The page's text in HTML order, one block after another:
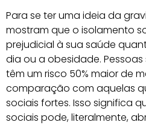
Para se ter uma ideia da
mostram que o isolamento
prejudicial à sua saúde
dia ou a obesidade.
têm um risco 50% maior de
comparação com aquelas
sociais fortes. Isso significa
sociais pode, literalmente,